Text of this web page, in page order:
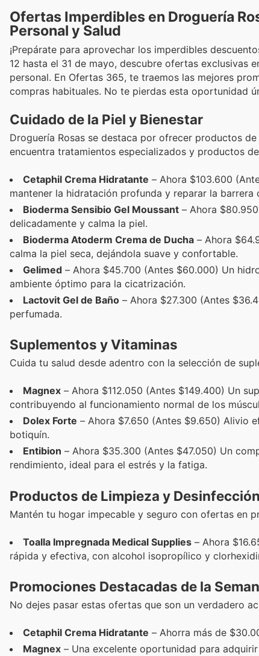
Ofertas Imperdibles en Droguería
Personal y Salud
¡Prepárate para aprovechar los imperdibles
12 hasta el 31 de mayo, descubre ofertas exclusivas
personal. En Ofertas 365, te traemos las mejores
compras habituales. No te pierdas esta oportunidad
Cuidado de la Piel y Bienestar
Droguería Rosas se destaca por ofrecer productos
encuentra tratamientos especializados y productos
Cetaphil Crema Hidratante – Ahora $103.600
mantener la hidratación profunda y reparar la barrera
Bioderma Sensibio Gel Moussant – Ahora
delicadamente y calma la piel.
Bioderma Atoderm Crema de Ducha – Ahora
calma la piel seca, dejándola suave y confortable.
Gelimed – Ahora $45.700 (Antes $60.000) Un
ambiente óptimo para la cicatrización.
Lactovit Gel de Baño – Ahora $27.300 (Antes
perfumada.
Suplementos y Vitaminas
Cuida tu salud desde adentro con la selección de
Magnex – Ahora $112.050 (Antes $149.400) Un
contribuyendo al funcionamiento normal de los
Dolex Forte – Ahora $7.650 (Antes $9.650) Alivio
botiquín.
Entibion – Ahora $35.300 (Antes $47.050) Un
rendimiento, ideal para el estrés y la fatiga.
Productos de Limpieza y Desinfección
Mantén tu hogar impecable y seguro con ofertas en
Toalla Impregnada Medical Supplies – Ahora
rápida y efectiva, con alcohol isopropílico y
Promociones Destacadas de la
No dejes pasar estas ofertas que son un verdadero
Cetaphil Crema Hidratante – Ahorra más de
Magnex – Una excelente oportunidad para